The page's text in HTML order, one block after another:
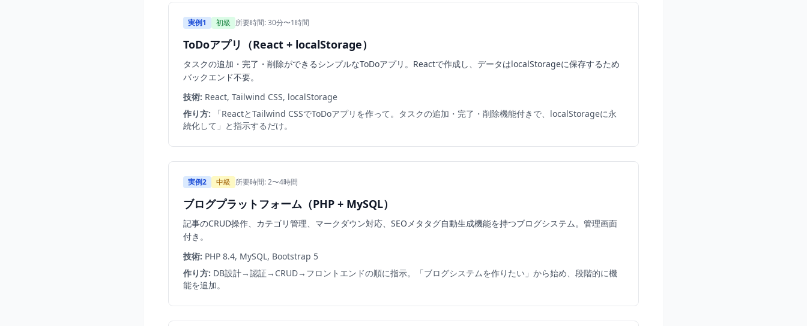
実例1 初級 所要時間: 30分〜1時間
ToDoアプリ（React + localStorage）
タスクの追加・完了・削除ができるシンプルなToDoアプリ。Reactで作成し、データはlocalStorageに保存するため
バックエンド不要。
技術: React, Tailwind CSS, localStorage
作り方: 「ReactとTailwind CSSでToDoアプリを作って。タスクの追加・完了・削除機能付きで、localStorageに永
続化して」と指示するだけ。
実例2 中級 所要時間: 2〜4時間
ブログプラットフォーム（PHP + MySQL）
記事のCRUD操作、カテゴリ管理、マークダウン対応、SEOメタタグ自動生成機能を持つブログシステム。管理画面
付き。
技術: PHP 8.4, MySQL, Bootstrap 5
作り方: DB設計→認証→CRUD→フロントエンドの順に指示。「ブログシステムを作りたい」から始め、段階的に機
能を追加。